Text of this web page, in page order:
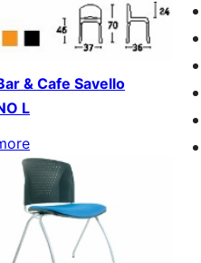
& Cafe Savello
L